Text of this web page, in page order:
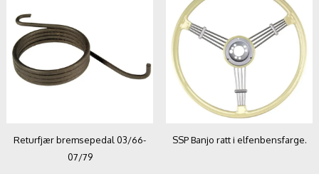
Returfjær bremsepedal 03/66-
07/79
SSP Banjo ratt i elfenbensfarge.